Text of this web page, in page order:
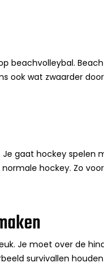
beachvolleybal.
ook wat zwaarder
gaat hockey
hockey. Zo
Je moet over de
survivallen